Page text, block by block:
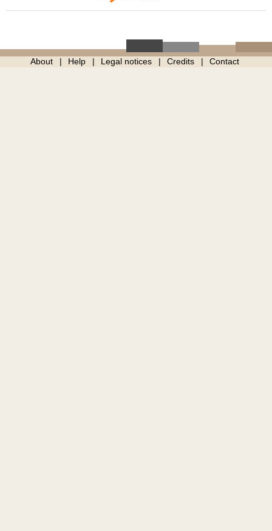
About Help Legal notices Credits Contact